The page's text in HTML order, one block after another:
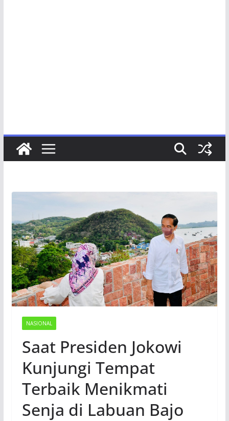
NASIONAL
Saat Presiden Jokowi
Kunjungi Tempat
Terbaik Menikmati
Senja di Labuan Bajo